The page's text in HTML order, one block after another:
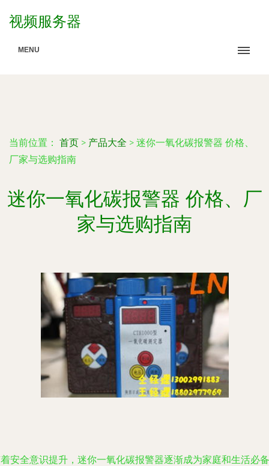
视频服务器
MENU
当前位置： 首页 > 产品大全 > 迷你一氧化碳报警器 价格、
厂家与选购指南
迷你一氧化碳报警器 价格、厂
家与选购指南
安全意识提升，迷你一氧化碳报警器逐渐成为家庭和生活必备